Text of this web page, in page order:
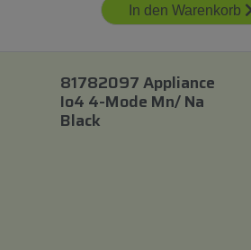
In den Warenkorb
81782097 Appliance
Io4 4-Mode Mn/ Na
Black